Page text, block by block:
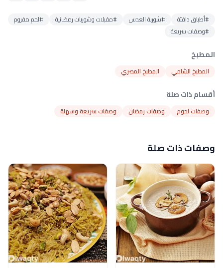
#أطباق دافئة #شوربة العدس #مقبلات وشوربات رمضانية
#لحم مفروم
#وصفات سريعة
المطبخ
المطبخ الشامي المطبخ المصري
أقسام ذات صلة
وصفات لحوم وصفات رمضان وصفات سريعة وسهلة
وصفات ذات صلة